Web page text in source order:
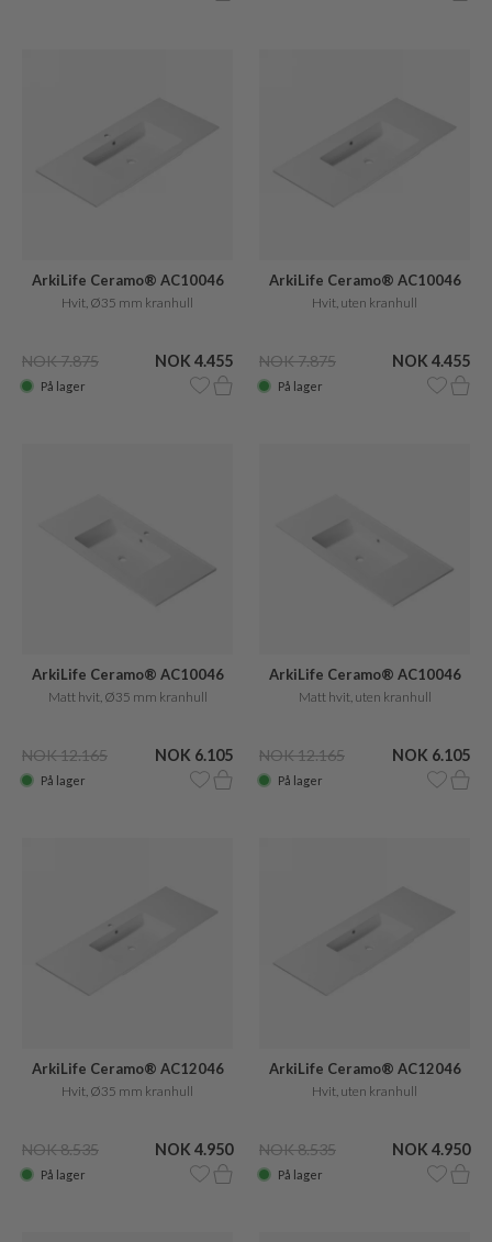
ArkiLife Ceramo® AC10046
Hvit, Ø35 mm kranhull
NOK 7.875 NOK 4.455
På lager
ArkiLife Ceramo® AC10046
Hvit, uten kranhull
NOK 7.875 NOK 4.455
På lager
ArkiLife Ceramo® AC10046
Matt hvit, Ø35 mm kranhull
NOK 12.165 NOK 6.105
På lager
ArkiLife Ceramo® AC10046
Matt hvit, uten kranhull
NOK 12.165 NOK 6.105
På lager
ArkiLife Ceramo® AC12046
Hvit, Ø35 mm kranhull
NOK 8.535 NOK 4.950
På lager
ArkiLife Ceramo® AC12046
Hvit, uten kranhull
NOK 8.535 NOK 4.950
På lager